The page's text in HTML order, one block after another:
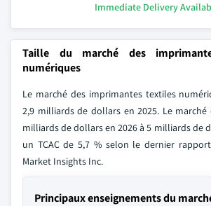
Immediate Delivery
Taille du marché des
numériques
Le marché des imprimantes textiles
2,9 milliards de dollars en 2025. Le marché
milliards de dollars en 2026 à 5 milliards de
un TCAC de 5,7 % selon le dernier
Market Insights Inc.
Principaux enseignements du